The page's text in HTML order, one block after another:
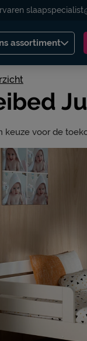
slaapspecialist
assortiment
keuze voor de